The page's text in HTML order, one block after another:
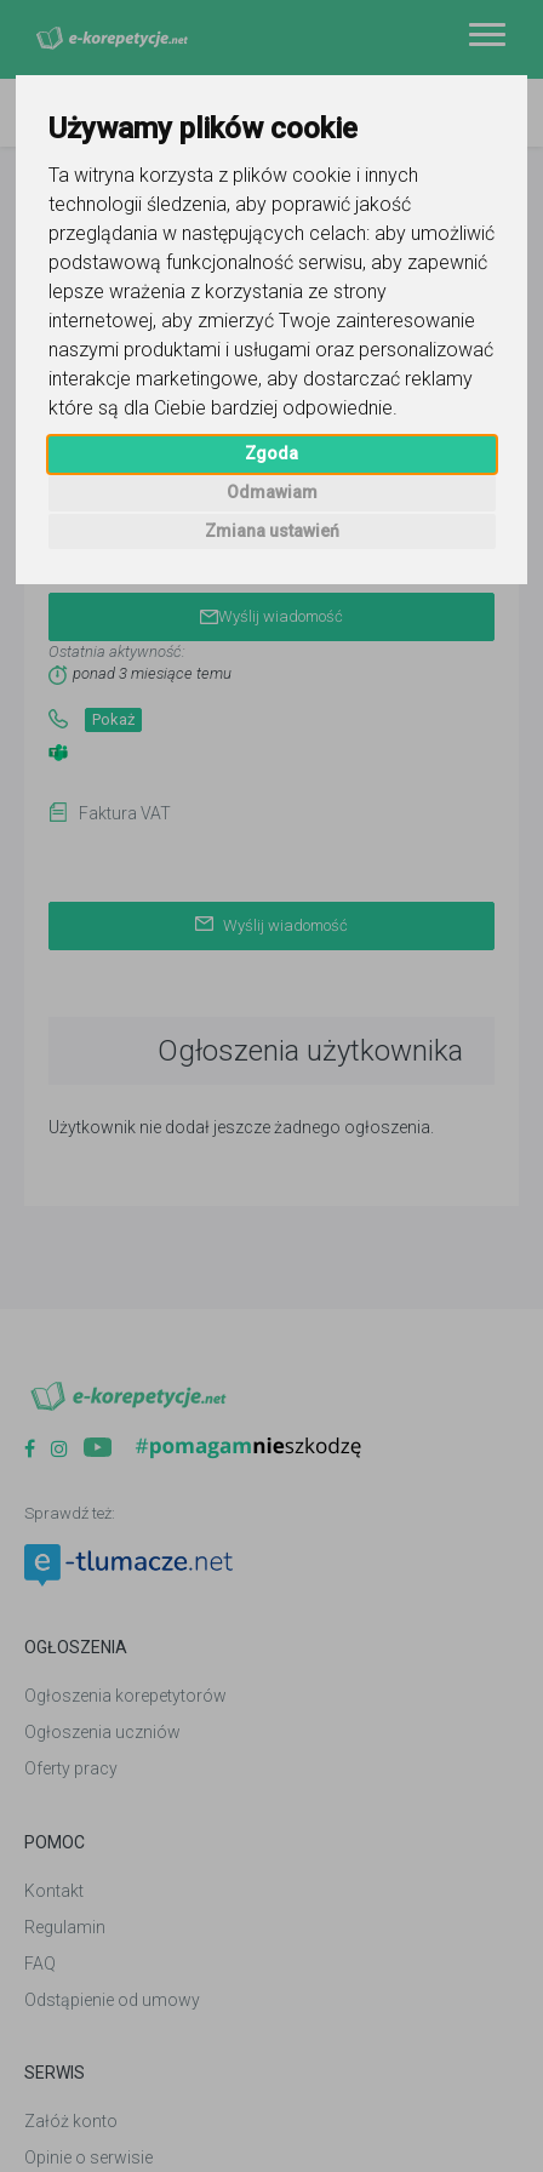
Używamy plików cookie
Ta witryna korzysta z plików cookie i innych
technologii śledzenia, aby poprawić jakość
przeglądania w następujących celach: aby umożliwić
podstawową funkcjonalność serwisu, aby zapewnić
lepsze wrażenia z korzystania ze strony
internetowej, aby zmierzyć Twoje zainteresowanie
naszymi produktami i usługami oraz personalizować
interakcje marketingowe, aby dostarczać reklamy
które są dla Ciebie bardziej odpowiednie.
Zgoda
Odmawiam
Zmiana ustawień
Wyślij wiadomość
Ostatnia aktywność:
ponad 3 miesiące temu
Pokaż
Faktura VAT
Wyślij wiadomość
Ogłoszenia użytkownika
Użytkownik nie dodał jeszcze żadnego ogłoszenia.
Sprawdź też:
OGŁOSZENIA
Ogłoszenia korepetytorów
Ogłoszenia uczniów
Oferty pracy
POMOC
Kontakt
Regulamin
FAQ
Odstąpienie od umowy
SERWIS
Załóż konto
Opinie o serwisie